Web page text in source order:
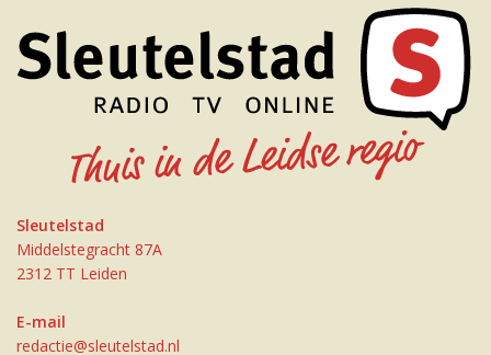
Sleutelstad
Middelstegracht 87A
2312 TT Leiden
E-mail
redactie@sleutelstad.nl